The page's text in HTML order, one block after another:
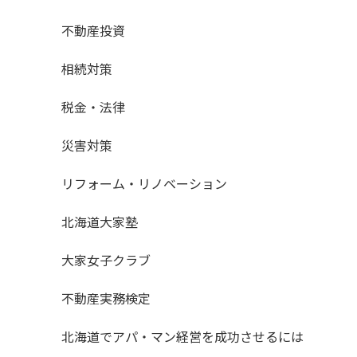
不動産投資
相続対策
税金・法律
災害対策
リフォーム・リノベーション
北海道大家塾
大家女子クラブ
不動産実務検定
北海道でアパ・マン経営を成功させるには